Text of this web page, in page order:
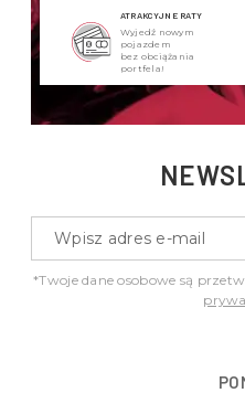
ATRAKCYJNE RATY
Wyjedź nowym
pojazdem
bez obciążania
portfela!
*Twoje dane osobowe są